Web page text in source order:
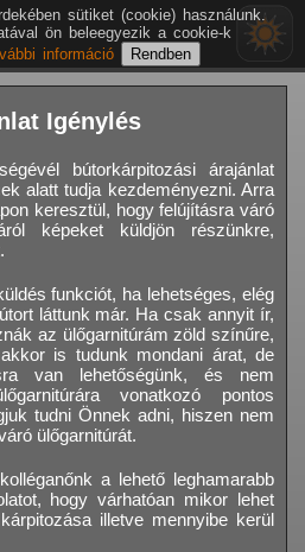
Igénylés
bútorkárpitozási árajánlat
alatt tudja kezdeményezni. Arra
keresztül, hogy felújításra váró
képeket küldjön részünkre,
funkciót, ha lehetséges, elég
láttunk már. Ha csak annyit ír,
az ülőgarnitúrám zöld színűre,
is tudunk mondani árat, de
van lehetőségünk, és nem
vonatkozó pontos
tudni Önnek adni, hiszen nem
ülőgarnitúrát.
a lehető leghamarabb
hogy várhatóan mikor lehet
illetve mennyibe kerül
sütiket (cookie) használunk.
ön beleegyezik a cookie-k
információ